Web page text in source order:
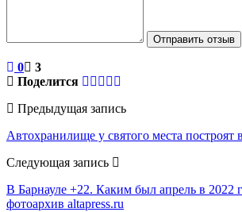
Отправить отзыв
0
3
Поделится
Предыдущая запись
Автохранилище у святого места построят
Следующая запись
В Барнауле +22. Каким был апрель в
фотоархив altapress.ru